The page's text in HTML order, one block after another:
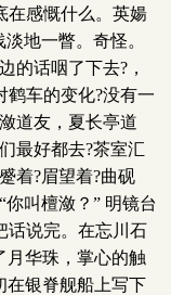
在感慨什么。英婸
地一瞥。奇怪。
的话咽了下去?，
车的变化?没有一
道友，夏长亭道
最好都去?茶室汇
着?眉望着?曲砚
叫檀潋？” 明镜台
话说完。在忘川石
月华珠，掌心的触
在银脊舰船上写下